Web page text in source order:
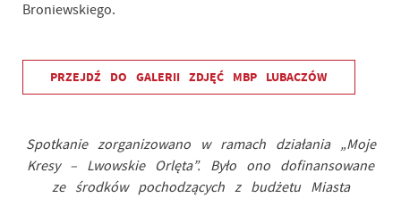
Broniewskiego.
PRZEJDŹ DO GALERII ZDJĘĆ MBP LUBACZÓW
Spotkanie zorganizowano w ramach działania „Moje
Kresy – Lwowskie Orlęta”. Było ono dofinansowane
ze środków pochodzących z budżetu Miasta